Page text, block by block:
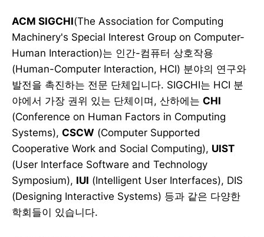
ACM SIGCHI(The Association for Computing
Machinery's Special Interest Group on Computer-
Human Interaction)는 인간-컴퓨터 상호작용
(Human-Computer Interaction, HCI) 분야의 연구와
발전을 촉진하는 전문 단체입니다. SIGCHI는 HCI 분
야에서 가장 권위 있는 단체이며, 산하에는 CHI
(Conference on Human Factors in Computing
Systems), CSCW (Computer Supported
Cooperative Work and Social Computing), UIST
(User Interface Software and Technology
Symposium), IUI (Intelligent User Interfaces), DIS
(Designing Interactive Systems) 등과 같은 다양한
학회들이 있습니다.